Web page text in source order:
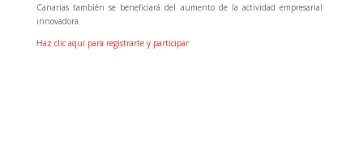
Canarias también se beneficiará del aumento de la actividad empresarial
innovadora.
Haz clic aquí para registrarte y participar